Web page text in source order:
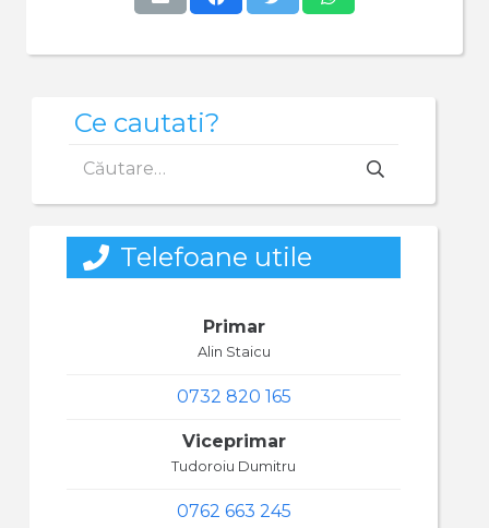
Ce cautati?
după:
Telefoane utile
Primar
Alin Staicu
0732 820 165
Viceprimar
Tudoroiu Dumitru
0762 663 245